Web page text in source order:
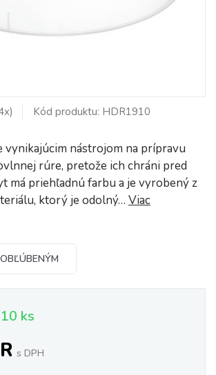
Kód produktu: HDR1910
vynikajúcim nástrojom na prípravu
rúre, pretože ich chráni pred
má priehľadnú farbu a je vyrobený z
ktorý je odolný… Viac
ks
s DPH